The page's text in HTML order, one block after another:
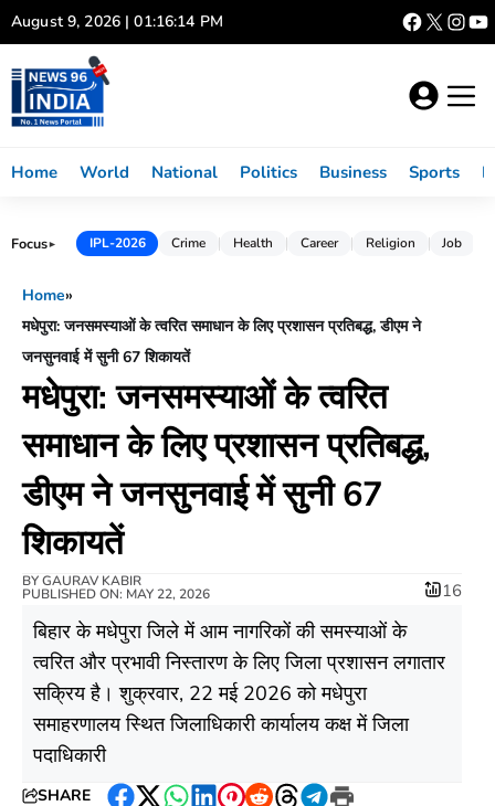
Skip
to
content
August 9, 2026 | 01:16:15 PM
Home World National Politics Business Sports
Focus► IPL-2026 Crime Health Career Religion Job
Home»
मधेपुरा: जनसमस्याओं के त्वरित समाधान के लिए प्रशासन प्रतिबद्ध, डीएम ने
जनसुनवाई में सुनी 67 शिकायतें
मधेपुरा: जनसमस्याओं के त्वरित
समाधान के लिए प्रशासन प्रतिबद्ध,
डीएम ने जनसुनवाई में सुनी 67
शिकायतें
BYGAURAV KABIR
PUBLISHED ON: MAY 22, 2026 16
बिहार के मधेपुरा जिले में आम नागरिकों की समस्याओं के
त्वरित और प्रभावी निस्तारण के लिए जिला प्रशासन लगातार
सक्रिय है। शुक्रवार, 22 मई 2026 को मधेपुरा
समाहरणालय स्थित जिलाधिकारी कार्यालय कक्ष में जिला
पदाधिकारी
SHARE